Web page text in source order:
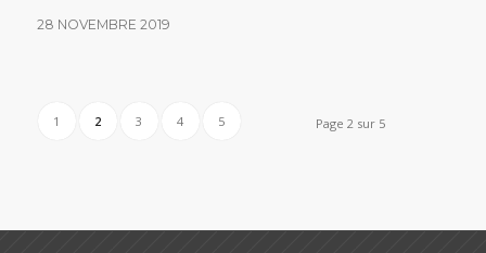
28 NOVEMBRE 2019
Page 2 sur 5
1 2 3 4 5